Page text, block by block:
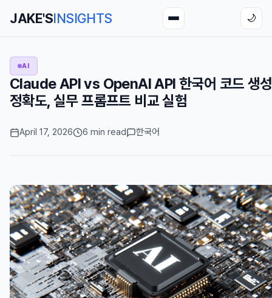
JAKE'SINSIGHTS 🌙
AI
Claude API vs OpenAI API 한국어 코드 생성
정확도, 실무 프롬프트 비교 실험
April 17, 2026 6 min read 한국어